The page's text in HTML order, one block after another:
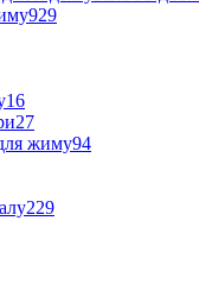
929
16
27
жиму94
229